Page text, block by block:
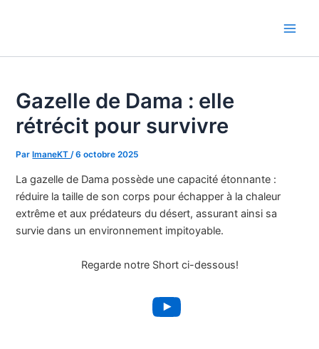
Gazelle de Dama : elle
rétrécit pour survivre
ParImaneKT /6 octobre 2025
La gazelle de Dama possède une capacité étonnante :
réduire la taille de son corps pour échapper à la chaleur
extrême et aux prédateurs du désert, assurant ainsi sa
survie dans un environnement impitoyable.
Regarde notre Short ci-dessous!
YouTube